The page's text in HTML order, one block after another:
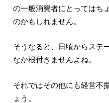
の一般消費者にとってはち
のかもしれません。
そうなると、日頃からステ
なか根付きませんよね。
それではその他にも経営不
ょう。